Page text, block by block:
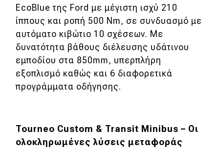
EcoBlue της Ford με μέγιστη ισχύ 210
ίππους και ροπή 500 Nm, σε συνδυασμό με
αυτόματο κιβώτιο 10 σχέσεων. Με
δυνατότητα βάθους διέλευσης υδάτινου
εμποδίου στα 850mm, υπερπλήρη
εξοπλισμό καθώς και 6 διαφορετικά
προγράμματα οδήγησης.
Tourneo Custom & Transit Minibus – Οι
ολοκληρωμένες λύσεις μεταφοράς